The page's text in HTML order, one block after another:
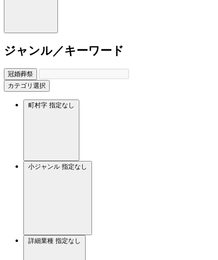
ジャンル／キーワード
冠婚葬祭
カテゴリ選択
町村字 指定なし
小ジャンル 指定なし
詳細業種 指定なし